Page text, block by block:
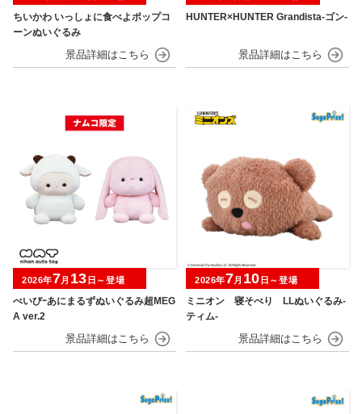
ちいかわ いっしょに食べよポップコ
ーンぬいぐるみ
HUNTER×HUNTER Grandista-ゴン-
べいびｰあにまるずぬいぐるみ超MEG
A ver.2
2026年7月 13 日～登場
ミニオン 寝そべり LLぬいぐるみ‐
ティム‐
2026年7月 10 日～登場